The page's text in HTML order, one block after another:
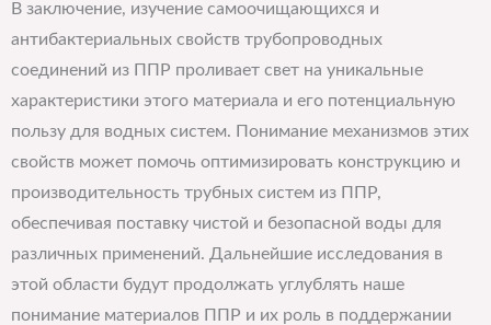
В заключение, изучение самоочищающихся и
антибактериальных свойств трубопроводных
соединений из ППР проливает свет на уникальные
характеристики этого материала и его потенциальную
пользу для водных систем. Понимание механизмов этих
свойств может помочь оптимизировать конструкцию и
производительность трубных систем из ППР,
обеспечивая поставку чистой и безопасной воды для
различных применений. Дальнейшие исследования в
этой области будут продолжать углублять наше
понимание материалов ППР и их роль в поддержании